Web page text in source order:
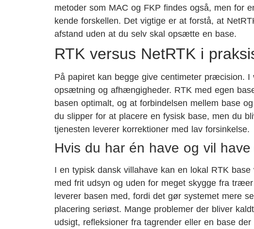
metoder som MAC og FKP findes også, men for
kende forskellen. Det vigtige er at forstå, at
afstand uden at du selv skal opsætte en base.
RTK versus NetRTK i
På papiret kan begge give centimeter præcision.
opsætning og afhængigheder. RTK med egen
basen optimalt, og at forbindelsen mellem base
du slipper for at placere en fysisk base, men du
tjenesten leverer korrektioner med lav forsinkelse.
Hvis du har én have og vil
I en typisk dansk villahave kan en lokal RTK
med frit udsyn og uden for meget skygge fra
leverer basen med, fordi det gør systemet mere
placering seriøst. Mange problemer der bliver
udsigt, refleksioner fra tagrender eller en base der